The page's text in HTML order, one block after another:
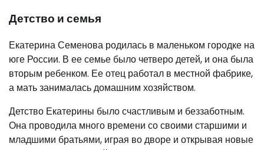
Детство и семья
Екатерина Семенова родилась в маленьком городке на
юге России. В ее семье было четверо детей, и она была
вторым ребенком. Ее отец работал в местной фабрике,
а мать занималась домашним хозяйством.
Детство Екатерины было счастливым и беззаботным.
Она проводила много времени со своими старшими и
младшими братьями, играя во дворе и открывая новые